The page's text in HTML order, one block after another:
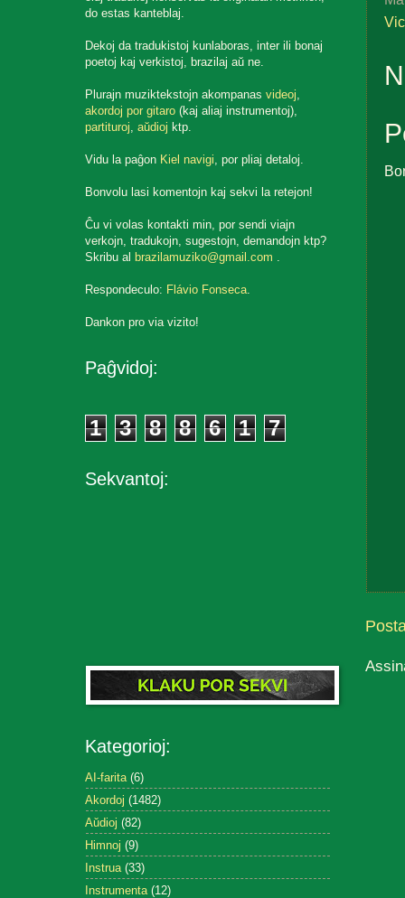
do estas kanteblaj.
Dekoj da tradukistoj kunlaboras, inter ili bonaj
poetoj kaj verkistoj, brazilaj aŭ ne.
Plurajn muziktekstojn akompanasvideoj,
akordoj por gitaro (kaj aliaj instrumentoj),
partituroj,aŭdioj ktp.
Vidu la paĝon Kiel navigi, por pliaj detaloj.
Bonvolu lasi komentojn kaj sekvi la retejon!
Ĉu vi volas kontakti min, por sendi viajn
verkojn, tradukojn, sugestojn, demandojn ktp?
Skribu al brazilamuziko@gmail.com .
Respondeculo: Flávio Fonseca.
Dankon pro via vizito!
Paĝvidoj:
1 3 8 8 6 1 7
Sekvantoj:
Kategorioj:
AI-farita (6)
Akordoj (1482)
Aŭdioj (82)
Himnoj (9)
Instrua (33)
Instrumenta (12)